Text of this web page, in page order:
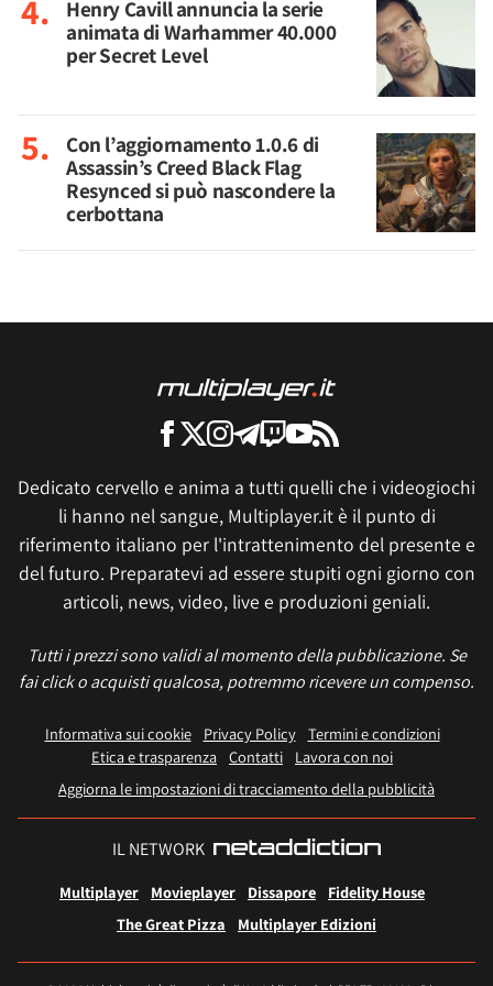
Henry Cavill annuncia la serie
animata di Warhammer 40.000
per Secret Level
Con l’aggiornamento 1.0.6 di
Assassin’s Creed Black Flag
Resynced si può nascondere la
cerbottana
Dedicato cervello e anima a tutti quelli che i videogiochi
li hanno nel sangue, Multiplayer.it è il punto di
riferimento italiano per l'intrattenimento del presente e
del futuro. Preparatevi ad essere stupiti ogni giorno con
articoli, news, video, live e produzioni geniali.
Tutti i prezzi sono validi al momento della pubblicazione. Se
fai click o acquisti qualcosa, potremmo ricevere un compenso.
Informativa sui cookie Privacy Policy
Termini e condizioni
Etica e trasparenza Contatti
Lavora con noi
Aggiorna le impostazioni di tracciamento della pubblicità
IL NETWORK
Multiplayer Movieplayer Dissapore
Fidelity House
The Great Pizza
Multiplayer Edizioni